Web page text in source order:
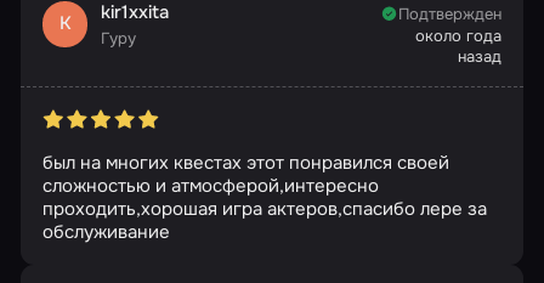
K kir1xxita
Гуру
Подтвержден
около года
назад
был на многих квестах этот понравился своей
сложностью и атмосферой,интересно
проходить,хорошая игра актеров,спасибо лере за
обслуживание